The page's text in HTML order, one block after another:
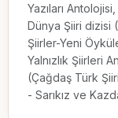
Yazıları
Dünya Şiiri dizisi
Şiirler-Yeni
Yalnızlık Şiirleri
(Çağdaş Türk
- Sarıkız ve